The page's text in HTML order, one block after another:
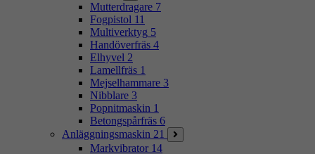
Mutterdragare 7
Fogpistol 11
Multiverktyg 5
Handöverfräs 4
Elhyvel 2
Lamellfräs 1
Mejselhammare 3
Nibblare 3
Popnitmaskin 1
Betongspårfräs 6
Anläggningsmaskin 21
Markvibrator 14